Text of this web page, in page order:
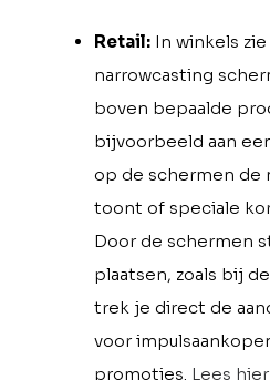
Retail:In winkels zie
narrowcasting
boven bepaalde
bijvoorbeeld aan
op de schermen de
toont of speciale
Door de schermen
plaatsen, zoals bij
trek je direct de
voor
promoties. Lees